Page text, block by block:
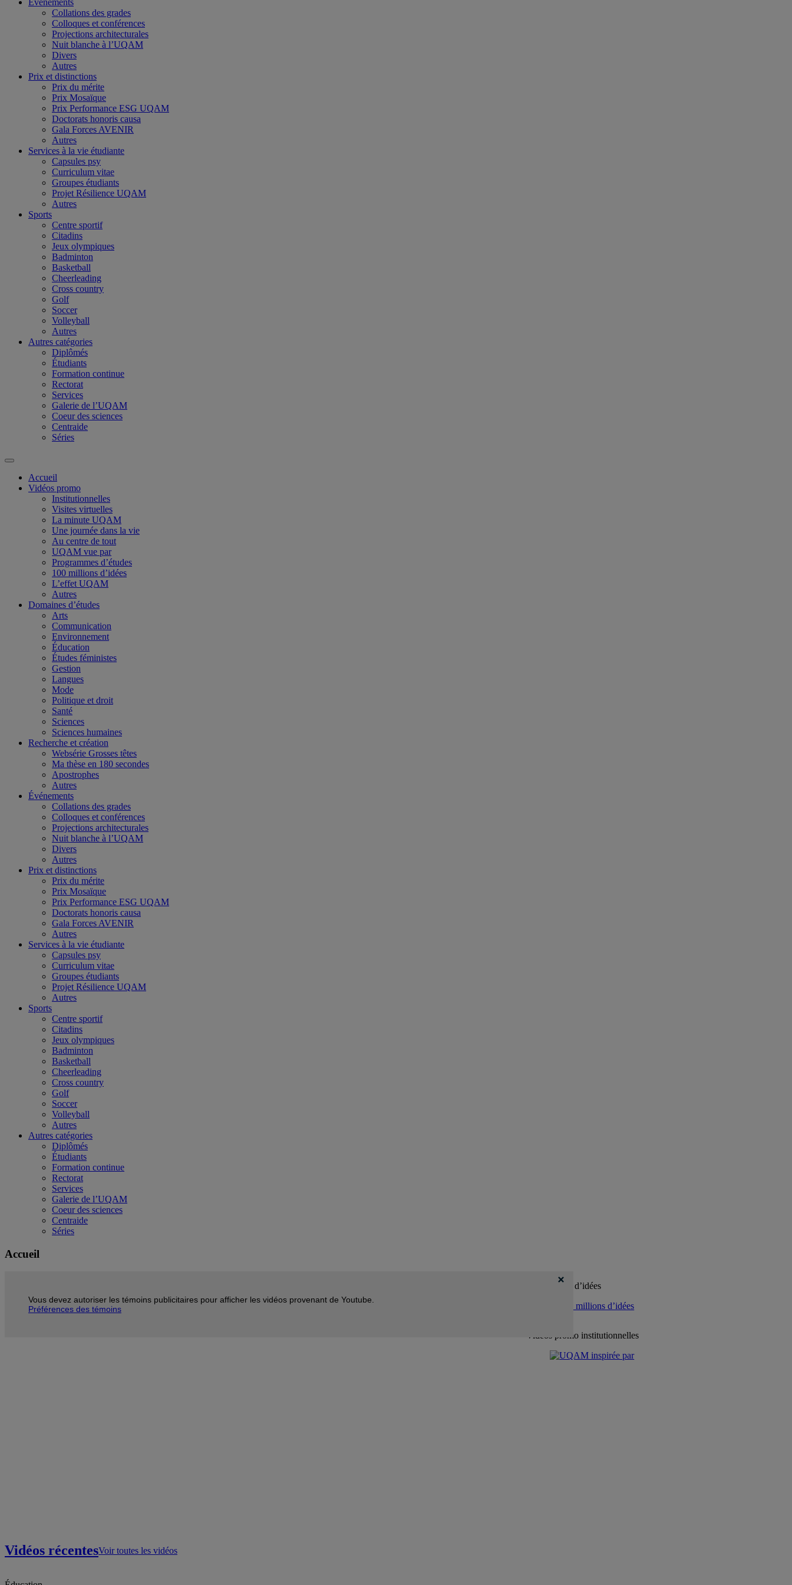
Événements
Collations des grades
Colloques et conférences
Projections architecturales
Nuit blanche à l’UQAM
Divers
Autres
Prix et distinctions
Prix du mérite
Prix Mosaïque
Prix Performance ESG UQAM
Doctorats honoris causa
Gala Forces AVENIR
Autres
Services à la vie étudiante
Capsules psy
Curriculum vitae
Groupes étudiants
Projet Résilience UQAM
Autres
Sports
Centre sportif
Citadins
Jeux olympiques
Badminton
Basketball
Cheerleading
Cross country
Golf
Soccer
Volleyball
Autres
Autres catégories
Diplômés
Étudiants
Formation continue
Rectorat
Services
Galerie de l’UQAM
Coeur des sciences
Centraide
Séries
Accueil
Vidéos promo
Institutionnelles
Visites virtuelles
La minute UQAM
Une journée dans la vie
Au centre de tout
UQAM vue par
Programmes d’études
100 millions d’idées
L’effet UQAM
Autres
Domaines d’études
Arts
Communication
Environnement
Éducation
Études féministes
Gestion
Langues
Mode
Politique et droit
Santé
Sciences
Sciences humaines
Recherche et création
Websérie Grosses têtes
Ma thèse en 180 secondes
Apostrophes
Autres
Événements
Collations des grades
Colloques et conférences
Projections architecturales
Nuit blanche à l’UQAM
Divers
Autres
Prix et distinctions
Prix du mérite
Prix Mosaïque
Prix Performance ESG UQAM
Doctorats honoris causa
Gala Forces AVENIR
Autres
Services à la vie étudiante
Capsules psy
Curriculum vitae
Groupes étudiants
Projet Résilience UQAM
Autres
Sports
Centre sportif
Citadins
Jeux olympiques
Badminton
Basketball
Cheerleading
Cross country
Golf
Soccer
Volleyball
Autres
Autres catégories
Diplômés
Étudiants
Formation continue
Rectorat
Services
Galerie de l’UQAM
Coeur des sciences
Centraide
Séries
Accueil
Vous devez autoriser les témoins publicitaires pour afficher les vidéos provenant de Youtube.
Préférences des témoins
100 millions d’idées
Vidéos promo institutionnelles
Vidéos récentesVoir toutes les vidéos